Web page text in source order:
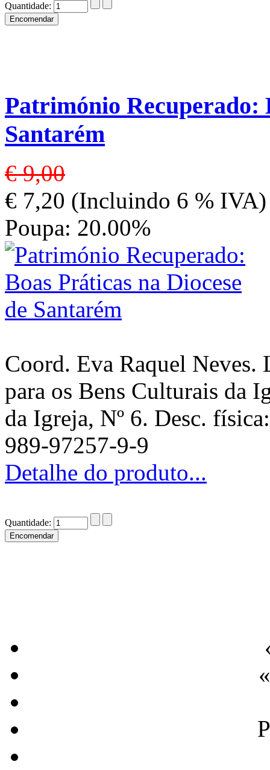
Quantidade:
Património Recuperado:
Santarém
€ 9,00
€ 7,20 (Incluindo 6 % IVA)
Poupa: 20.00%
Coord. Eva Raquel Neves.
para os Bens Culturais da
da Igreja, Nº 6. Desc.
989-97257-9-9
Detalhe do produto...
Quantidade: